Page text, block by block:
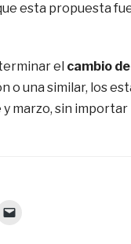
esta propuesta
el cambio
una similar, los
marzo, sin